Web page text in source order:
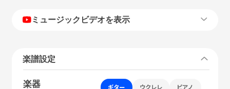
ミュージックビデオを表示
楽譜設定
楽器 ギター ウクレレ ピアノ